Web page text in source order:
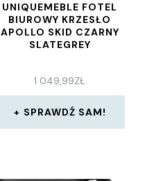
UNIQUEMEBLE FOTEL
BIUROWY KRZESŁO
APOLLO SKID CZARNY
SLATEGREY
1 049,99ZŁ
SPRAWDŹ SAM!